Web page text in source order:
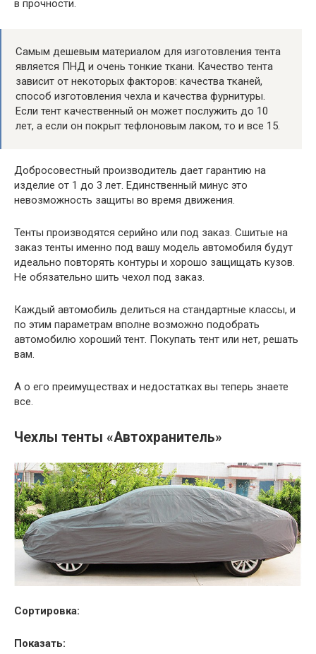
в прочности.
Самым дешевым материалом для изготовления тента
является ПНД и очень тонкие ткани. Качество тента
зависит от некоторых факторов: качества тканей,
способ изготовления чехла и качества фурнитуры.
Если тент качественный он может послужить до 10
лет, а если он покрыт тефлоновым лаком, то и все 15.
Добросовестный производитель дает гарантию на
изделие от 1 до 3 лет. Единственный минус это
невозможность защиты во время движения.
Тенты производятся серийно или под заказ. Сшитые на
заказ тенты именно под вашу модель автомобиля будут
идеально повторять контуры и хорошо защищать кузов.
Не обязательно шить чехол под заказ.
Каждый автомобиль делиться на стандартные классы, и
по этим параметрам вполне возможно подобрать
автомобилю хороший тент. Покупать тент или нет, решать
вам.
А о его преимуществах и недостатках вы теперь знаете
все.
Чехлы тенты «Автохранитель»
Сортировка:
Показать: